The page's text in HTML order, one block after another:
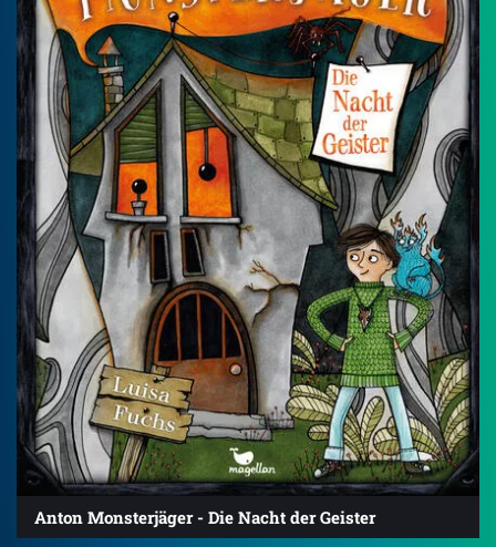
Anton Monsterjäger - Die Nacht der Geister